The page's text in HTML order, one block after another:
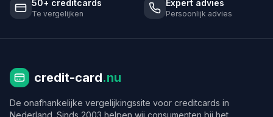
50+ creditcards
Te vergelijken
Expert advies
Persoonlijk advies
credit-card.nu
De onafhankelijke vergelijkingssite voor creditcards in
Nederland. Sinds 2003 helpen wij consumenten bij het